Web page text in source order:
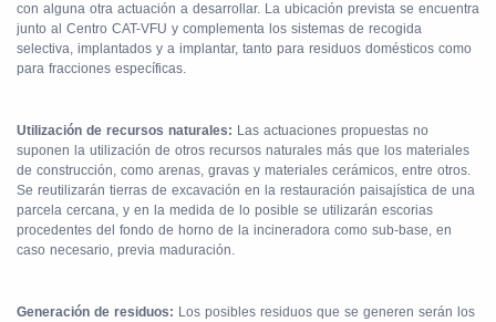
con alguna otra actuación a desarrollar. La ubicación prevista se encuentra
junto al Centro CAT-VFU y complementa los sistemas de recogida
selectiva, implantados y a implantar, tanto para residuos domésticos como
para fracciones específicas.
Utilización de recursos naturales: Las actuaciones propuestas no
suponen la utilización de otros recursos naturales más que los materiales
de construcción, como arenas, gravas y materiales cerámicos, entre otros.
Se reutilizarán tierras de excavación en la restauración paisajística de una
parcela cercana, y en la medida de lo posible se utilizarán escorias
procedentes del fondo de horno de la incineradora como sub-base, en
caso necesario, previa maduración.
Generación de residuos: Los posibles residuos que se generen serán los